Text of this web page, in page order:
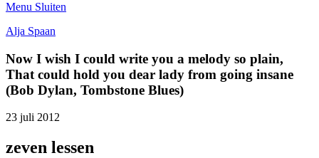
Menu Sluiten
Alja Spaan
Now I wish I could write you a melody so plain,
That could hold you dear lady from going insane
(Bob Dylan, Tombstone Blues)
23 juli 2012
zeven lessen